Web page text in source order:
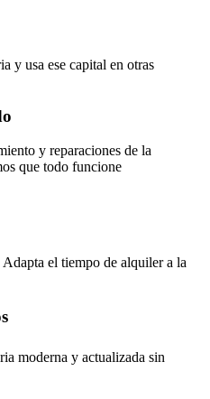
y usa ese capital en otras
y reparaciones de la
que todo funcione
el tiempo de alquiler a la
moderna y actualizada sin